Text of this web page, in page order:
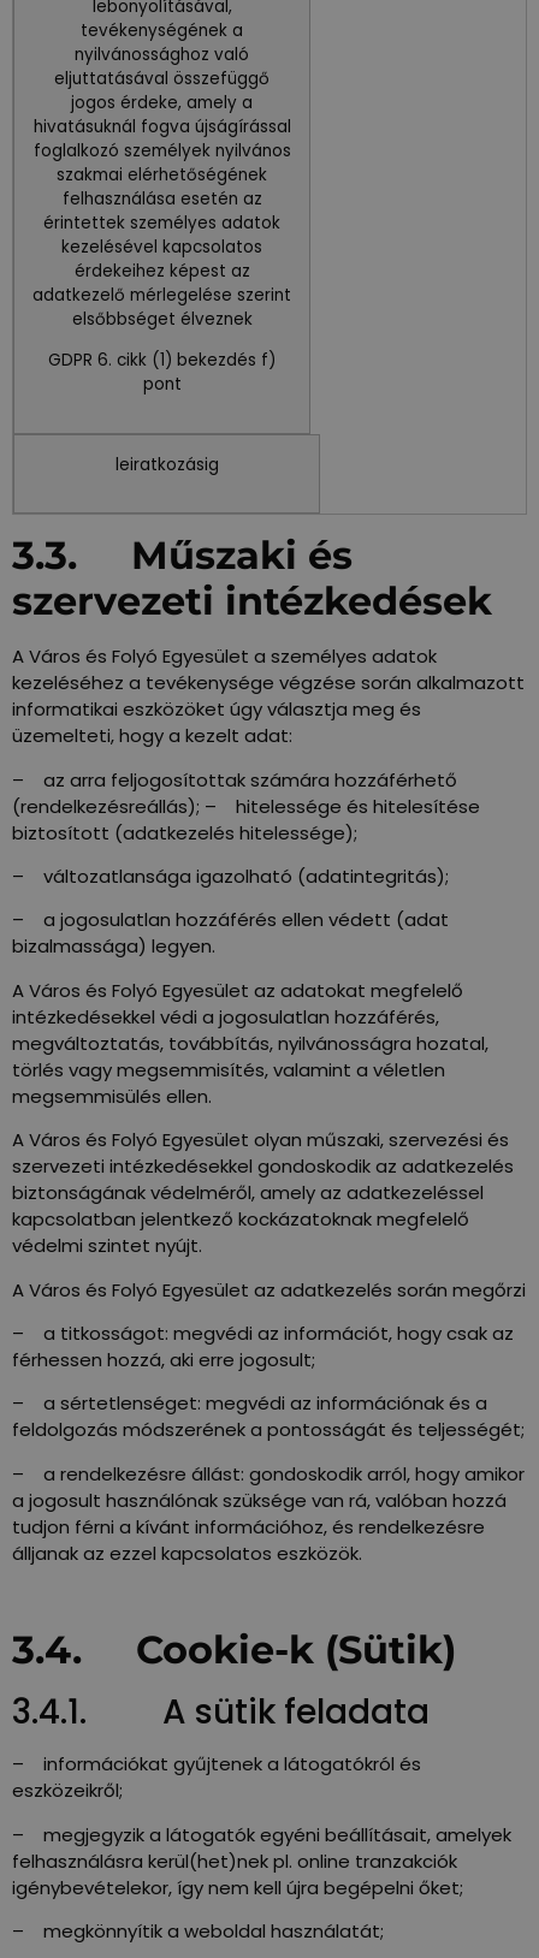
lebonyolításával,
tevékenységének a
nyilvánossághoz való
eljuttatásával összefüggő
jogos érdeke, amely a
hivatásuknál fogva újságírással
foglalkozó személyek nyilvános
szakmai elérhetőségének
felhasználása esetén az
érintettek személyes adatok
kezelésével kapcsolatos
érdekeihez képest az
adatkezelő mérlegelése szerint
elsőbbséget élveznek
GDPR 6. cikk (1) bekezdés f)
pont
leiratkozásig
3.3. Műszaki és
szervezeti intézkedések
A Város és Folyó Egyesület a személyes adatok
kezeléséhez a tevékenysége végzése során alkalmazott
informatikai eszközöket úgy választja meg és
üzemelteti, hogy a kezelt adat:
– az arra feljogosítottak számára hozzáférhető
(rendelkezésreállás); – hitelessége és hitelesítése
biztosított (adatkezelés hitelessége);
– változatlansága igazolható (adatintegritás);
– a jogosulatlan hozzáférés ellen védett (adat
bizalmassága) legyen.
A Város és Folyó Egyesület az adatokat megfelelő
intézkedésekkel védi a jogosulatlan hozzáférés,
megváltoztatás, továbbítás, nyilvánosságra hozatal,
törlés vagy megsemmisítés, valamint a véletlen
megsemmisülés ellen.
A Város és Folyó Egyesület olyan műszaki, szervezési és
szervezeti intézkedésekkel gondoskodik az adatkezelés
biztonságának védelméről, amely az adatkezeléssel
kapcsolatban jelentkező kockázatoknak megfelelő
védelmi szintet nyújt.
A Város és Folyó Egyesület az adatkezelés során megőrzi
– a titkosságot: megvédi az információt, hogy csak az
férhessen hozzá, aki erre jogosult;
– a sértetlenséget: megvédi az információnak és a
feldolgozás módszerének a pontosságát és teljességét;
– a rendelkezésre állást: gondoskodik arról, hogy amikor
a jogosult használónak szüksége van rá, valóban hozzá
tudjon férni a kívánt információhoz, és rendelkezésre
álljanak az ezzel kapcsolatos eszközök.
3.4. Cookie-k (Sütik)
3.4.1. A sütik feladata
– információkat gyűjtenek a látogatókról és
eszközeikről;
– megjegyzik a látogatók egyéni beállításait, amelyek
felhasználásra kerül(het)nek pl. online tranzakciók
igénybevételekor, így nem kell újra begépelni őket;
– megkönnyítik a weboldal használatát;